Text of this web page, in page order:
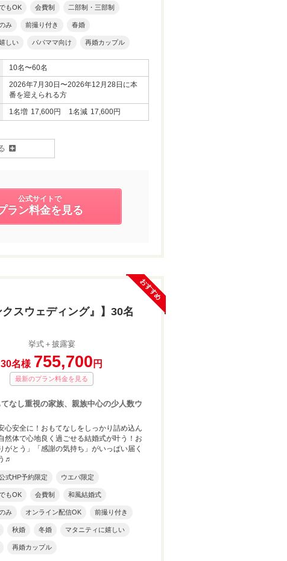
もOK 会費制 二部制・三部制
み 前撮り付き 春婚
しい パパママ向け 再婚カップル
10名〜60名
2026年7月30日〜2026年12月28日に本
番を迎えられる方
1名増 17,600円 1名減 17,600円
公式サイトで
ラン料金を見る
おすすめ
スウェディング』】30名
トにとびきりのおもてなしを
挙式＋披露宴
30名様 755,700 円
最新のプラン料金を見る
なし重視の家族、親族中心の少人数ウ
心安全に！おもてなしをしっかり詰め込ん
然体で心地良く過ごせる結婚式が叶う！お
がとう」「感謝の気持ち」がいっぱい届く
♬
式HP予約限定 ウエパ限定
もOK 会費制 和風結婚式
み オンライン配信OK 前撮り付き
秋婚 冬婚 マタニティに嬉しい
再婚カップル